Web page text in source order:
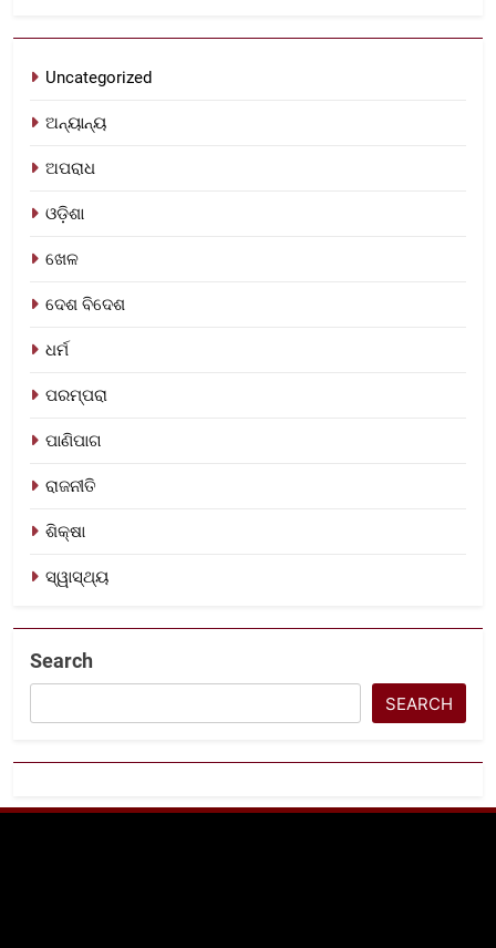
Uncategorized
ଅନ୍ୟାନ୍ୟ
ଅପରାଧ
ଓଡ଼ିଶା
ଖେଳ
ଦେଶ ବିଦେଶ
ଧର୍ମ
ପରମ୍ପରା
ପାଣିପାଗ
ରାଜନୀତି
ଶିକ୍ଷା
ସ୍ୱାସ୍ଥ୍ୟ
Search
SEARCH